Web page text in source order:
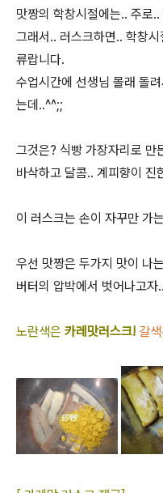
맛짱의 학창시절에는.. 주로
그래서.. 러스크하면.. 학창
류랍니다.
수업시간에 선생님 몰래 돌
는데..^^;;
그것은? 식빵 가장자리로 만
바삭하고 달콤.. 계피향이 진
이 러스크는 손이 자꾸만 가
우선 맛짱은 두가지 맛이 나
버터의 압박에서 벗어나고
노란색은 카레맛러스크! 갈